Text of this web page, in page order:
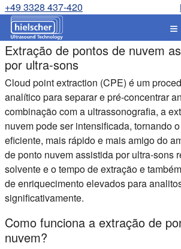
+49 3328 437-420
Extração de pontos de nuvem
por ultra-sons
Cloud point extraction (CPE) é um
analítico para separar e pré-concentrar
combinação com a ultrassonografia, a
nuvem pode ser intensificada, tornando
eficiente, mais rápido e mais amigo do
de ponto nuvem assistida por ultra-sons
solvente e o tempo de extração e
de enriquecimento elevados para
significativamente.
Como funciona a extração de
nuvem?